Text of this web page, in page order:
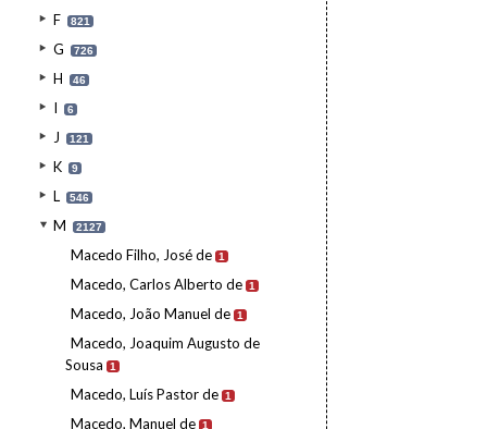
F 821
G 726
H 46
I 6
J 121
K 9
L 546
M 2127
Macedo Filho, José de 1
Macedo, Carlos Alberto de 1
Macedo, João Manuel de 1
Macedo, Joaquim Augusto de
Sousa
1
Macedo, Luís Pastor de 1
Macedo, Manuel de 1